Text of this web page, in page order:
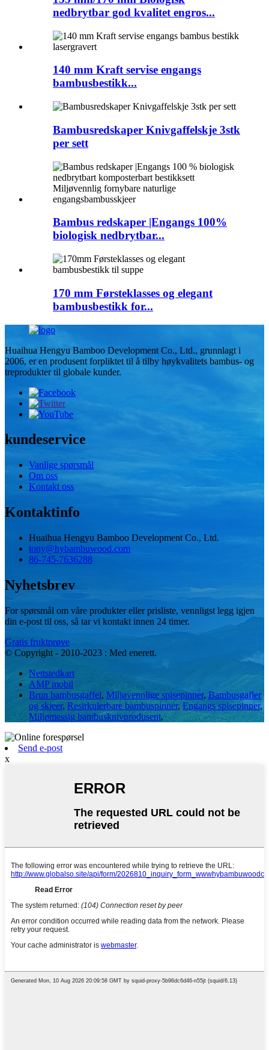
nedbrytbar god kvalitet engros...
140 mm Kraft servise engangs
bambusbestikk...
Bambusredskaper Knivgaffelskje 3stk
per sett
Bambus redskaper |Engangs 100%
biologisk nedbrytbar...
170 mm Førsteklasses og elegant
bambusbestikk for...
Huaihua Hengyu Bamboo Development Co., Ltd., grunnlagt i
2006, er en produsent forpliktet til å tilby høykvalitets bambus- og
treprodukter til globale kunder.
kundeservice
Vanlige spørsmål
Om oss
Kontakt oss
Kontaktinfo
Huaihua Hengyu Bamboo Development Co., Ltd.
tony@hybambuwood.com
86-745-7636288
Nyhetsbrev
For spørsmål om våre produkter eller prisliste, vennligst legg igjen
din e-post til oss, så tar vi kontakt innen 24 timer.
Gratis fruktprøve
© Copyright - 2010-2023 : Med enerett.
Nettstedkart
AMP mobil
Brun bambusgaffel, Miljøvennlige spisepinner, Bambusgafler
og skjeer, Resirkulerbare bambuspinner,Engangs spisepinner,
Miljømessig bambusknivprodusent,
Send e-post
x